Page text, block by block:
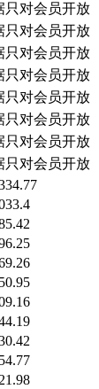
只对会员开放
只对会员开放
只对会员开放
只对会员开放
只对会员开放
只对会员开放
只对会员开放
只对会员开放